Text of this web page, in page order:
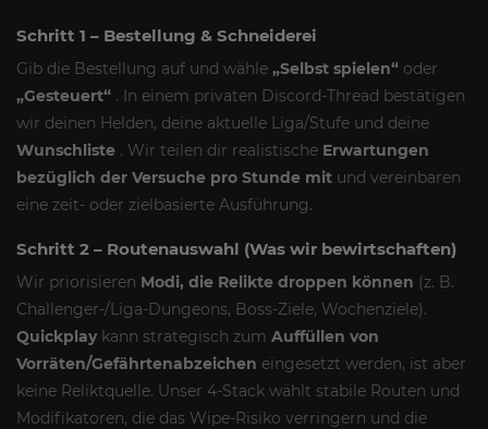
Schritt 1 – Bestellung & Schneiderei
Gib die Bestellung auf und wähle „Selbst spielen“ oder
„Gesteuert“ . In einem privaten Discord-Thread bestätigen
wir deinen Helden, deine aktuelle Liga/Stufe und deine
Wunschliste . Wir teilen dir realistische Erwartungen
bezüglich der Versuche pro Stunde mit und vereinbaren
eine zeit- oder zielbasierte Ausführung.
Schritt 2 – Routenauswahl (Was wir bewirtschaften)
Wir priorisieren Modi, die Relikte droppen können (z. B.
Challenger-/Liga-Dungeons, Boss-Ziele, Wochenziele).
Quickplaykann strategisch zum Auffüllen von
Vorräten/Gefährtenabzeichen eingesetzt werden, ist aber
keine Reliktquelle. Unser 4-Stack wählt stabile Routen und
Modifikatoren, die das Wipe-Risiko verringern und die